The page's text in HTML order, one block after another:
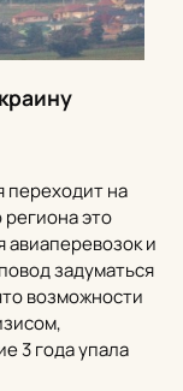
переходит на
это
авиаперевозок и
задуматься
возможности
3 года упала